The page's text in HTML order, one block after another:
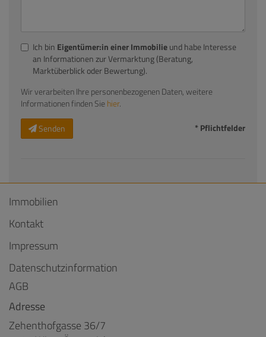
Ich bin Eigentümer:in einer Immobilieund habe Interesse
an Informationen zur Vermarktung (Beratung,
Marktüberblick oder Bewertung).
Wir verarbeiten Ihre personenbezogenen Daten, weitere
Informationen finden Siehier.
Senden
* Pflichtfelder
Immobilien
Kontakt
Impressum
Datenschutzinformation
AGB
Adresse
Zehenthofgasse 36/7